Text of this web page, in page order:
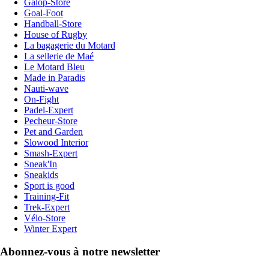
Goal-Foot
Handball-Store
House of Rugby
La bagagerie du Motard
La sellerie de Maé
Le Motard Bleu
Made in Paradis
Nauti-wave
On-Fight
Padel-Expert
Pecheur-Store
Pet and Garden
Slowood Interior
Smash-Expert
Sneak'In
Sneakids
Sport is good
Training-Fit
Trek-Expert
Vélo-Store
Winter Expert
Abonnez-vous à notre newsletter